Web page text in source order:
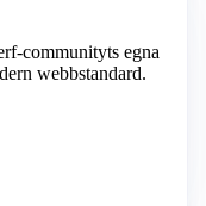
communityts egna
webbstandard.